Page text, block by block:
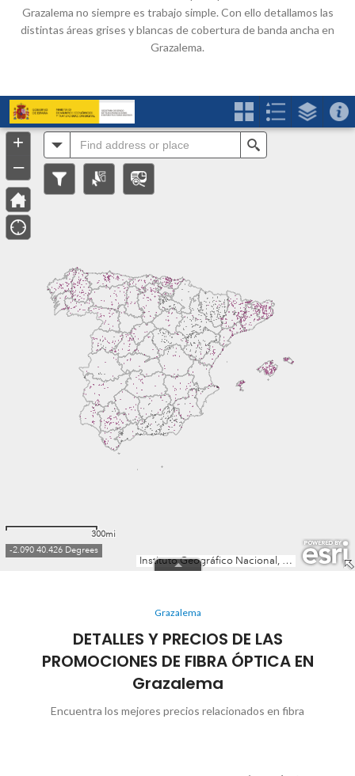
Grazalema no siempre es trabajo simple. Con ello detallamos las
distintas áreas grises y blancas de cobertura de banda ancha en
Grazalema.
Grazalema
DETALLES Y PRECIOS DE LAS
PROMOCIONES DE FIBRA ÓPTICA EN
Grazalema
Encuentra los mejores precios relacionados en fibra